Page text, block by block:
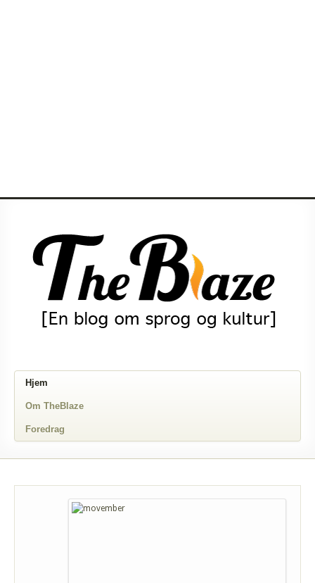
Hjem
Om TheBlaze
Foredrag